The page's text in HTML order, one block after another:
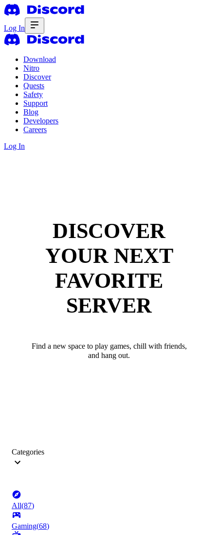
Log In
Download
Nitro
Discover
Quests
Safety
Support
Blog
Developers
Careers
Log In
DISCOVER
YOUR NEXT
FAVORITE
SERVER
Find a new space to play games, chill with friends,
and hang out.
Categories
All(87)
Gaming(68)